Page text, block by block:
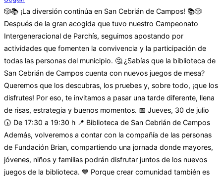
🎲📚 ¡La diversión continúa en San Cebrián de Campos! 📚🎲
Después de la gran acogida que tuvo nuestro Campeonato
Intergeneracional de Parchís, seguimos apostando por
actividades que fomenten la convivencia y la participación de
todas las personas del municipio. 🤔 ¿Sabías que la biblioteca de
San Cebrián de Campos cuenta con nuevos juegos de mesa?
Queremos que los descubras, los pruebes y, sobre todo, ¡que los
disfrutes! Por eso, te invitamos a pasar una tarde diferente, llena
de risas, estrategia y buenos momentos. 📅 Jueves, 30 de julio
🕠 De 17:30 a 19:30 h 📍 Biblioteca de San Cebrián de Campos
Además, volveremos a contar con la compañía de las personas
de Fundación Brian, compartiendo una jornada donde mayores,
jóvenes, niños y familias podrán disfrutar juntos de los nuevos
juegos de la biblioteca. 💙 Porque crear comunidad también es